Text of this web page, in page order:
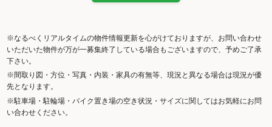
※なるべくリアルタイムの物件情報更新を心がけておりますが、お問い合わせ
いただいた物件が万が一募集終了している場合もございますので、予めご了承
下さい。
※間取り図・方位・写真・内装・家具の有無等、現況と異なる場合は現況が優
先となります。
※駐車場・駐輪場・バイク置き場の空き状況・サイズに関してはお気軽にお問
い合わせください。